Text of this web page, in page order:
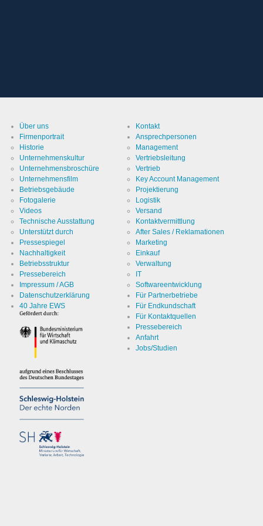
Über uns
Firmenportrait
Historie
Unternehmenskultur
Unternehmensbroschüre
Unternehmensfilm
Betriebsgebäude
Fotogalerie
Videos
Technische Ausstattung
Unterstützt durch
Pressespiegel
Nachhaltigkeit
Betriebsstruktur
Pressebereich
Impressum / AGB
Datenschutzerklärung
40 Jahre EWS
Kontakt
Ansprechpersonen
Management
Vertriebsleitung
Vertrieb
Key Account Management
Projektierung
Logistik
Versand
Kontaktvermittlung
After Sales / Reklamationen
Marketing
Einkauf
Verwaltung
IT
Softwareentwicklung
Für Partnerbetriebe
Für Endkundschaft
Für Kontaktquellen
Pressebereich
Anfahrt
Jobs/Studien